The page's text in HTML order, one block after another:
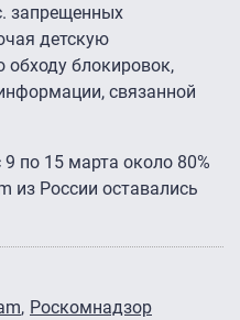
запрещенных
детскую
обходу блокировок,
связанной
по 15 марта около 80%
из России оставались
Роскомнадзор